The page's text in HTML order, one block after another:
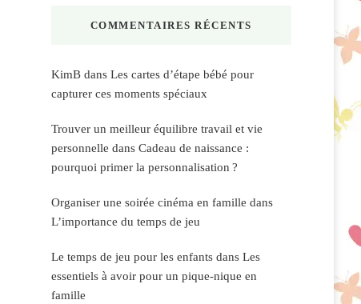
COMMENTAIRES RÉCENTS
KimBdans Les cartes d’étape bébé pour
capturer ces moments spéciaux
Trouver un meilleur équilibre travail et vie
personnelle dans Cadeau de naissance :
pourquoi primer la personnalisation ?
Organiser une soirée cinéma en famille dans
L’importance du temps de jeu
Le temps de jeu pour les enfantsdans Les
essentiels à avoir pour un pique-nique en
famille